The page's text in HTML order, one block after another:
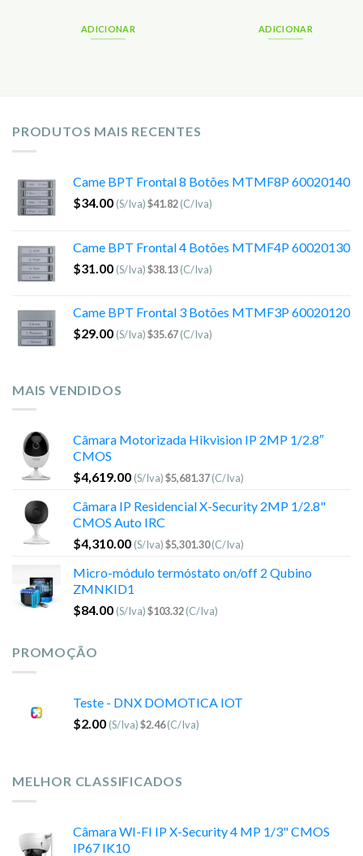
ADICIONAR ADICIONAR
PRODUTOS MAIS RECENTES
Came BPT Frontal 8 Botões MTMF8P 60020140
$34.00 (S/Iva)$41.82(C/Iva)
Came BPT Frontal 4 Botões MTMF4P 60020130
$31.00 (S/Iva)$38.13(C/Iva)
Came BPT Frontal 3 Botões MTMF3P 60020120
$29.00 (S/Iva)$35.67(C/Iva)
MAIS VENDIDOS
Câmara Motorizada Hikvision IP 2MP 1/2.8″
CMOS
$4,619.00 (S/Iva)$5,681.37(C/Iva)
Câmara IP Residencial X-Security 2MP 1/2.8"
CMOS Auto IRC
$4,310.00 (S/Iva)$5,301.30(C/Iva)
Micro-módulo termóstato on/off 2 Qubino
ZMNKID1
$84.00 (S/Iva)$103.32(C/Iva)
PROMOÇÃO
Teste - DNX DOMOTICA IOT
$2.00 (S/Iva)$2.46(C/Iva)
MELHOR CLASSIFICADOS
Câmara WI-FI IP X-Security 4 MP 1/3" CMOS
IP67 IK10